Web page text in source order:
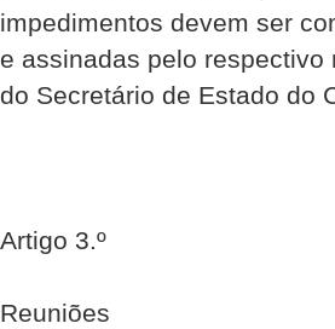
impedimentos devem ser
e assinadas pelo
do Secretário de Estado do
Artigo 3.º
Reuniões